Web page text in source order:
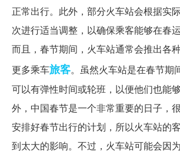
正常出行。此外，部分火车站会根据实
次进行适当调整，以确保乘客能够在春
而且，春节期间，火车站通常会推出各
更多乘车旅客。虽然火车站是在春节期
可以有弹性时间或轮班，以便他们也能
外，中国春节是一个非常重要的日子，
安排好春节出行的计划，所以火车站的
到太大的影响。不过，火车站可能会因